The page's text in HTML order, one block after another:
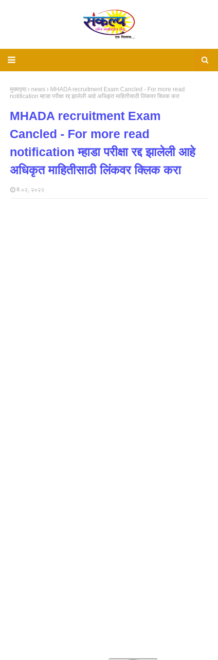
मुख्यपृष्ठ news
MHADA recruitment Exam Cancled - For more read
notification म्हाडा परीक्षा रद्द झालेली आहे अधिकृत माहितीसाठी लिंकवर क्लिक करा
MHADA recruitment Exam
Cancled - For more read
notification म्हाडा परीक्षा रद्द झालेली आहे
अधिकृत माहितीसाठी लिंकवर क्लिक करा
मे ०२, २०२२